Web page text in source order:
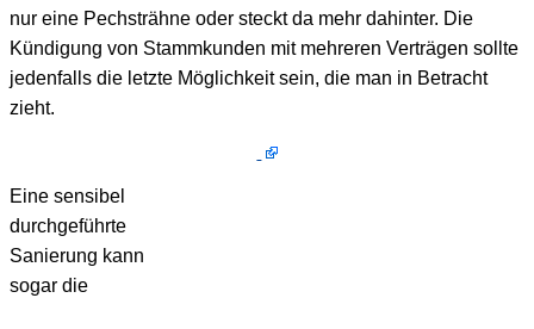
nur eine Pechsträhne oder steckt da mehr dahinter. Die
Kündigung von Stammkunden mit mehreren Verträgen sollte
jedenfalls die letzte Möglichkeit sein, die man in Betracht
zieht.
Eine sensibel
durchgeführte
Sanierung kann
sogar die